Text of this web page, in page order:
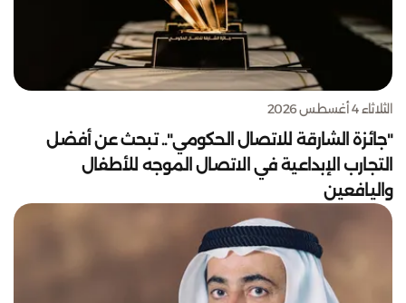
الثلاثاء 4 أغسطس 2026
"جائزة الشارقة للاتصال الحكومي".. تبحث عن أفضل
التجارب الإبداعية في الاتصال الموجه للأطفال
واليافعين